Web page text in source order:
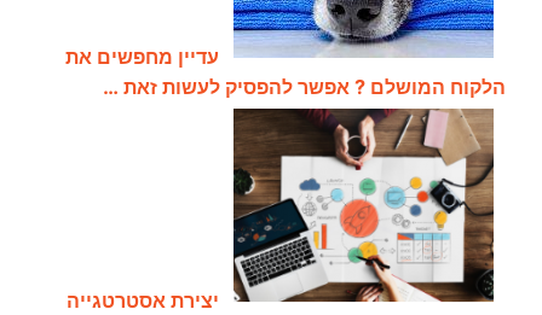
עדיין מחפשים את
הלקוח המושלם ? אפשר להפסיק לעשות זאת …
יצירת אסטרטגייה